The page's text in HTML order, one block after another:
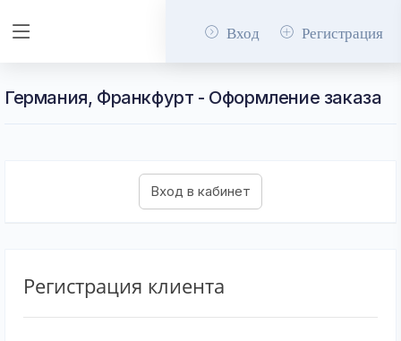
Вход Регистрация
Германия, Франкфурт - Оформление заказа
Регистрация клиента